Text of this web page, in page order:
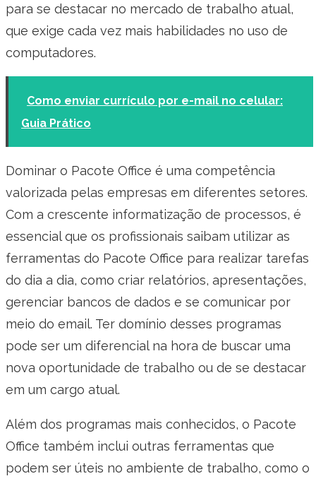
para se destacar no mercado de trabalho atual,
que exige cada vez mais habilidades no uso de
computadores.
Como enviar currículo por e-mail no celular:
Guia Prático
Dominar o Pacote Office é uma competência
valorizada pelas empresas em diferentes setores.
Com a crescente informatização de processos, é
essencial que os profissionais saibam utilizar as
ferramentas do Pacote Office para realizar tarefas
do dia a dia, como criar relatórios, apresentações,
gerenciar bancos de dados e se comunicar por
meio do email. Ter domínio desses programas
pode ser um diferencial na hora de buscar uma
nova oportunidade de trabalho ou de se destacar
em um cargo atual.
Além dos programas mais conhecidos, o Pacote
Office também inclui outras ferramentas que
podem ser úteis no ambiente de trabalho, como o